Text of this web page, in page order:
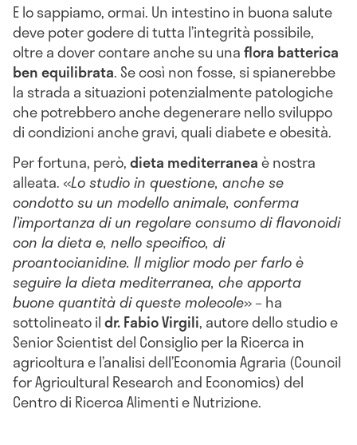
E lo sappiamo, ormai. Un intestino in buona salute
deve poter godere di tutta l’integrità possibile,
oltre a dover contare anche su unaflora batterica
ben equilibrata. Se così non fosse, si spianerebbe
la strada a situazioni potenzialmente patologiche
che potrebbero anche degenerare nello sviluppo
di condizioni anche gravi, quali diabete e obesità.
Per fortuna, però,dieta mediterraneaè nostra
alleata. «Lo studio in questione, anche se
condotto su un modello animale, conferma
l’importanza di un regolare consumo di flavonoidi
con la dieta e, nello specifico, di
proantocianidine. Il miglior modo per farlo è
seguire la dieta mediterranea, che apporta
buone quantità di queste molecole» – ha
sottolineato ildr. Fabio Virgili, autore dello studio e
Senior Scientist del Consiglio per la Ricerca in
agricoltura e l’analisi dell’Economia Agraria (Council
for Agricultural Research and Economics) del
Centro di Ricerca Alimenti e Nutrizione.